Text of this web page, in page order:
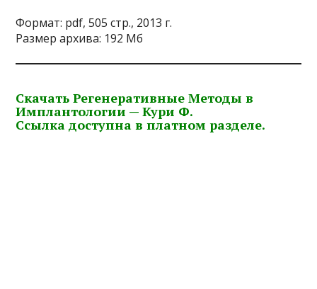
Формат: pdf, 505 стр., 2013 г.
Размер архива: 192 Мб
Скачать Регенеративные Методы в
Имплантологии — Кури Ф.
Cсылка доступна в платном разделе.